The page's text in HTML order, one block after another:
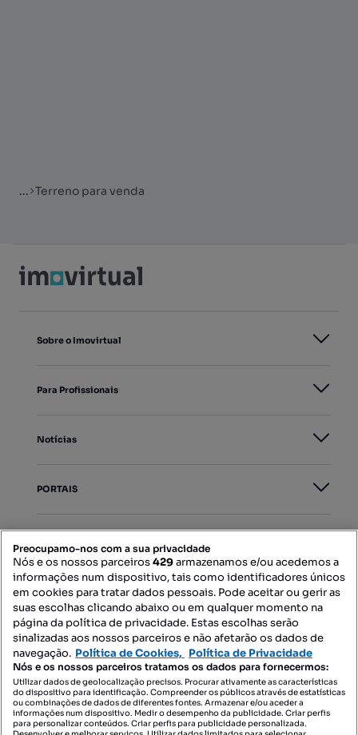
... Terreno para venda
Sobre o Imovirtual
Para Profissionais
Notícias
PORTAIS
Contacte-nos
SIGA-NOS:
DESCARREGAR NA:
Preocupamo-nos com a sua privacidade
Nós e os nossos parceiros429armazenamos e/ou acedemos a
informações num dispositivo, tais como identificadores únicos
em cookies para tratar dados pessoais. Pode aceitar ou gerir as
suas escolhas clicando abaixo ou em qualquer momento na
página da política de privacidade. Estas escolhas serão
sinalizadas aos nossos parceiros e não afetarão os dados de
navegação. Política de Cookies, Política de Privacidade
Nós e os nossos parceiros tratamos os dados para fornecermos:
Utilizar dados de geolocalização precisos. Procurar ativamente as características
do dispositivo para identificação. Compreender os públicos através de estatísticas
ou combinações de dados de diferentes fontes. Armazenar e/ou aceder a
informações num dispositivo. Medir o desempenho da publicidade. Criar perfis
para personalizar conteúdos. Criar perfis para publicidade personalizada.